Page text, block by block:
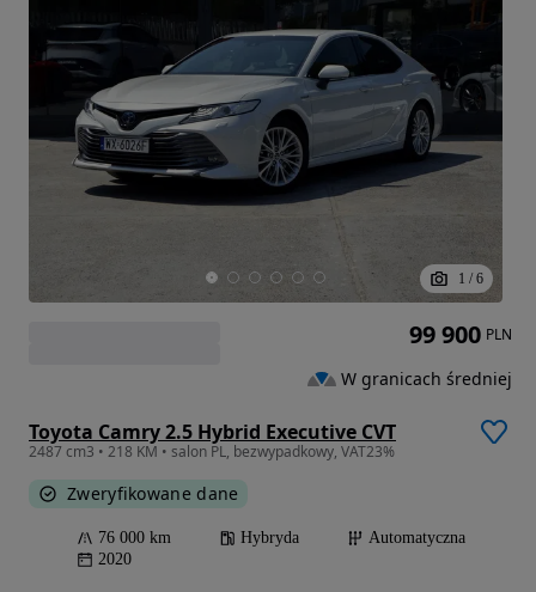
1 / 6
Toyota Camry 2.5 Hybrid Executive CVT
2487 cm3 • 218 KM • salon PL, bezwypadkowy, VAT23%
Zweryfikowane dane
76 000 km Hybryda
Automatyczna
2020
99 900 PLN
W granicach średniej